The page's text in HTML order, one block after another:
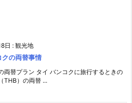
日 : 観光地
クの両替事情
両替プラン タイ バンコクに旅行するときの
THB）の両替 ...